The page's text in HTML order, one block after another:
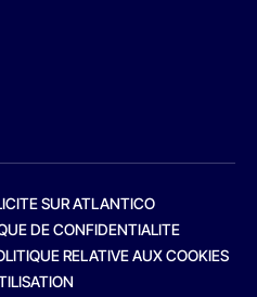
SUR ATLANTICO
DE CONFIDENTIALITE
RELATIVE AUX COOKIES